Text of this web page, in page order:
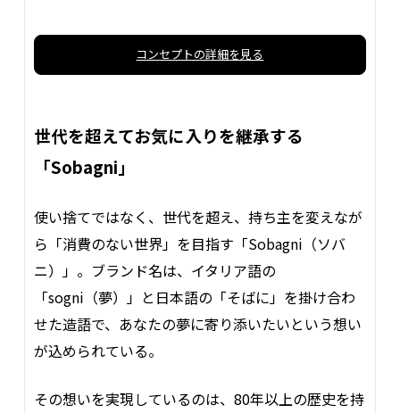
コンセプトの詳細を見る
世代を超えてお気に入りを継承する
「Sobagni」
使い捨てではなく、世代を超え、持ち主を変えなが
ら「消費のない世界」を目指す「Sobagni（ソバ
ニ）」。ブランド名は、イタリア語の
「sogni（夢）」と日本語の「そばに」を掛け合わ
せた造語で、あなたの夢に寄り添いたいという想い
が込められている。
その想いを実現しているのは、80年以上の歴史を持